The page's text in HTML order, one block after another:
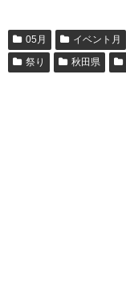
05月 イベント月
祭り
秋田県